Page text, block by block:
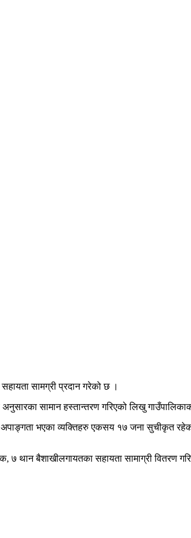
सामग्री प्रदान गरेको छ ।
सामान हस्तान्तरण गरिएको लिखु
अपाङ्गता भएका व्यक्तिहरु एकसय १७ जना सुचीकृत
७ थान बैशाखीलगायतका सहायता सामाग्री वितरण